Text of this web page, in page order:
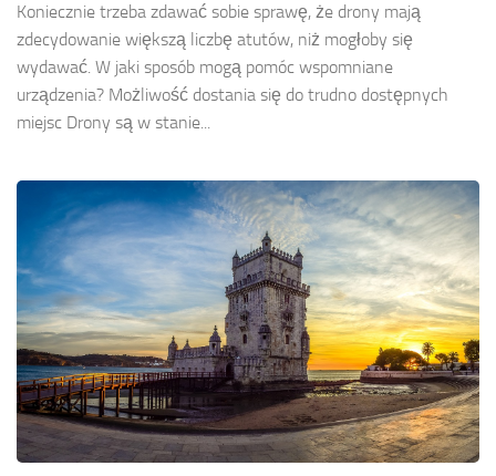
Koniecznie trzeba zdawać sobie sprawę, że drony mają
zdecydowanie większą liczbę atutów, niż mogłoby się
wydawać. W jaki sposób mogą pomóc wspomniane
urządzenia? Możliwość dostania się do trudno dostępnych
miejsc Drony są w stanie...